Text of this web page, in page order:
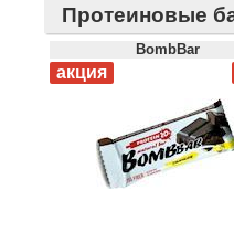
Протеиновые
BombBar